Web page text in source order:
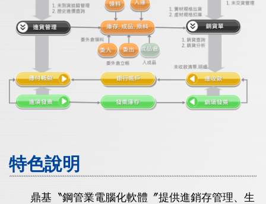
特色說明
鼎基〝鋼管業電腦化軟體〞提供進銷存管理、生